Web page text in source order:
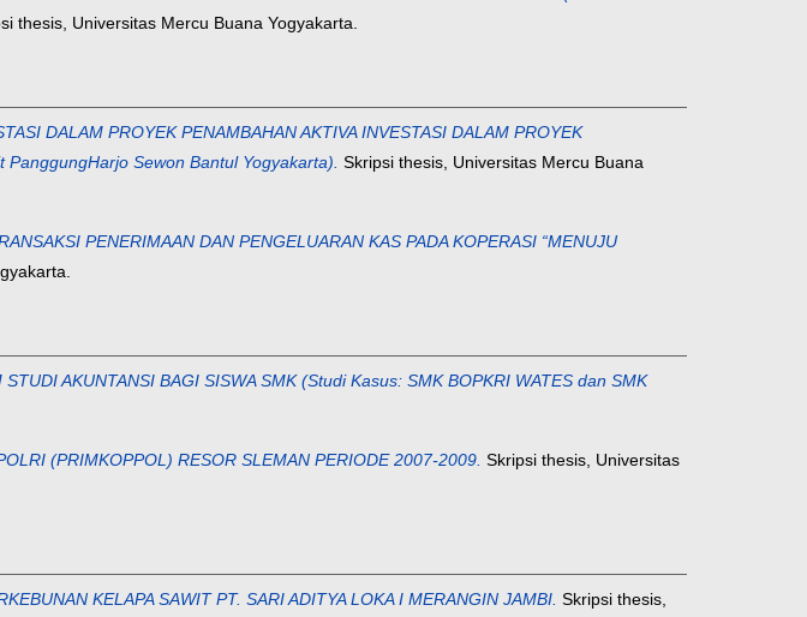
thesis, Universitas Mercu Buana Yogyakarta.
DALAM PROYEK PENAMBAHAN AKTIVA INVESTASI DALAM PROYEK
PanggungHarjo Sewon Bantul Yogyakarta). Skripsi thesis, Universitas Mercu Buana
PENERIMAAN DAN PENGELUARAN KAS PADA KOPERASI “MENUJU
AKUNTANSI BAGI SISWA SMK (Studi Kasus: SMK BOPKRI WATES dan SMK
(PRIMKOPPOL) RESOR SLEMAN PERIODE 2007-2009. Skripsi thesis, Universitas
KELAPA SAWIT PT. SARI ADITYA LOKA I MERANGIN JAMBI. Skripsi thesis,